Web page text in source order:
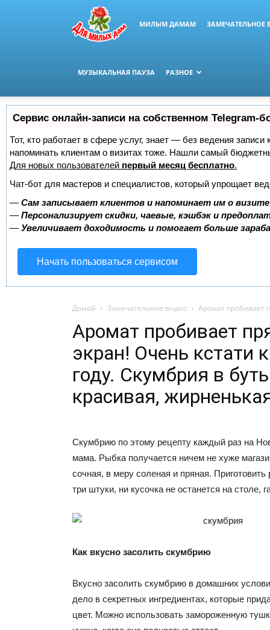
МИЛЫМ ДАМАМ ЗАМЕЧАТЕЛЬНОЕ
МУЗЫКАЛЬНАЯ ПАУЗА РАЗНОЕ
Сервис онлайн-записи на собственном Telegram-
Тот, кто работает в сфере услуг, знает — без ведения
напоминать клиентам о визитах тоже. Нашли самый
Для новых пользователей первый месяц бесплатно.
Чат-бот для мастеров и специалистов, который упрощает
— Сам записывает клиентов и напоминает им о
— Персонализирует скидки, чаевые, кэшбэк и
— Увеличивает доходимость и помогает больше
Начать пользоваться сервисом
Домой Замечательное видео Аромат пробивает
Аромат пробивает
экран! Очень кстати
году. Скумбрия в
красивая,
Скумбрию по этому рецепту каждый раз на
мама. Рыбка получается ничем не хуже
сочная, в меру соленая и пряная.
три штуки, ни кусочка не останется на столе,
Как вкусно засолить скумбрию
Вкусно засолить скумбрию в домашних
дело в секретных ингредиентах, которые
цвет. Можно использовать замороженную